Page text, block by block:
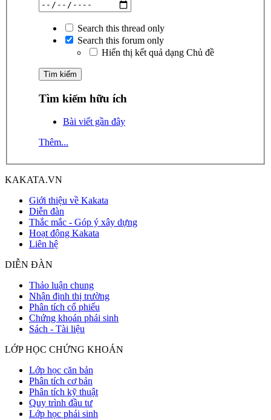
Search this thread only
Search this forum only
Hiển thị kết quả dạng Chủ đề
Tìm kiếm hữu ích
Bài viết gần đây
Thêm...
KAKATA.VN
Giới thiệu về Kakata
Diễn đàn
Thắc mắc - Góp ý xây dựng
Hoạt động Kakata
Liên hệ
DIỄN ĐÀN
Thảo luận chung
Nhận định thị trường
Phân tích cổ phiếu
Chứng khoán phái sinh
Sách - Tài liệu
LỚP HỌC CHỨNG KHOÁN
Lớp học căn bản
Phân tích cơ bản
Phân tích kỹ thuật
Quy trình đầu tư
Lớp học phái sinh